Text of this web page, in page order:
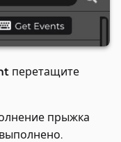
перетащите
прыжка